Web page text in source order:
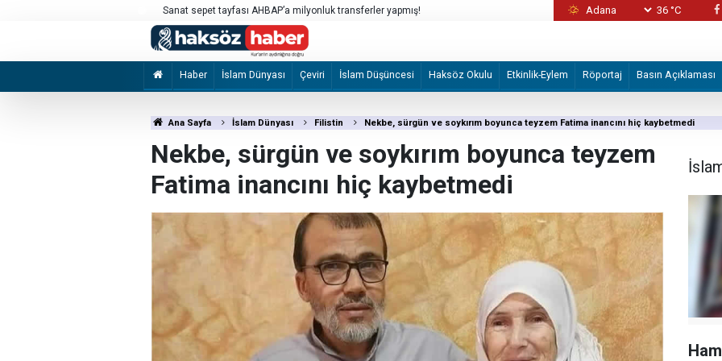
Gazze'nin ardından hangi adım gelecek? Japon aktivist Gazze için yaklaşık 3 yıldır
36 °C
Haber İslam Dünyası Çeviri İslam Düşüncesi Haksöz Okulu Etkinlik-Eylem Röportaj Basın Açıklaması
Ana Sayfa İslam Dünyası Filistin Nekbe, sürgün ve soykırım boyunca teyzem Fatima inancını hiç kaybetmedi
Nekbe, sürgün ve soykırım boyunca teyzem
Fatima inancını hiç kaybetmedi